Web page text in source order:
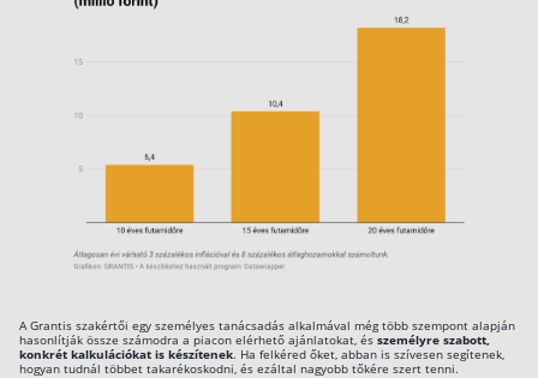
A Grantis szakértői egy személyes tanácsadás alkalmával még több szempont alapján
hasonlítják össze számodra a piacon elérhető ajánlatokat, és személyre szabott,
konkrét kalkulációkat is készítenek. Ha felkéred őket, abban is szívesen segítenek,
hogyan tudnál többet takarékoskodni, és ezáltal nagyobb tőkére szert tenni.